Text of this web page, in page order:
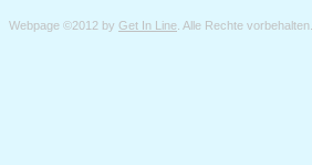
Webpage ©2012 by Get In Line . Alle Rechte vorbehalten.